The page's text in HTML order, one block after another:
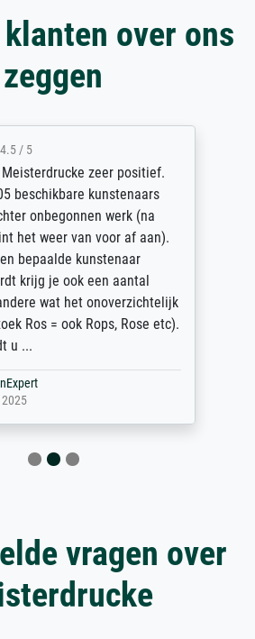
over ons
zeggen
4.5 / 5
zeer positief.
beschikbare kunstenaars
onbegonnen werk (na
het weer van voor af aan).
bepaalde kunstenaar
krijg je ook een aantal
wat het onoverzichtelijk
Ros = ook Rops, Rose etc).
u ...
vragen over